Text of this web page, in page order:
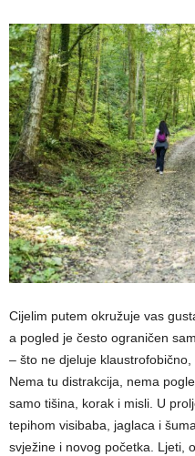
Cijelim putem okružuje vas
a pogled je često ograničen
– što ne djeluje
Nema tu distrakcija, nema
samo tišina, korak i misli. U
tepihom visibaba, jaglaca i
svježine i novog početka. Ljeti,